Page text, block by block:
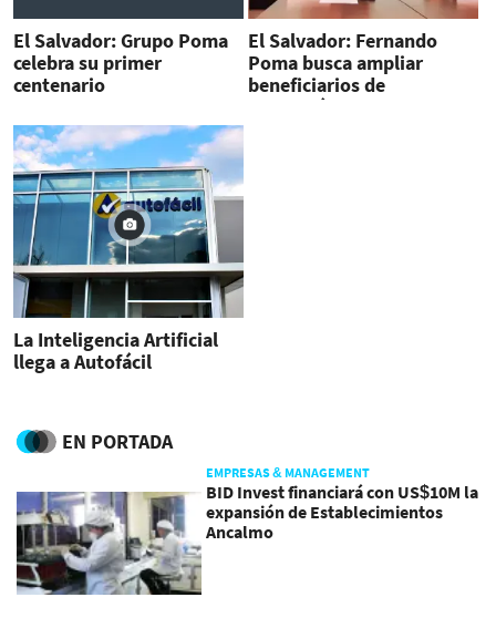
El Salvador: Grupo Poma
celebra su primer
centenario
El Salvador: Fernando
Poma busca ampliar
beneficiarios de
Fundación Renacer
La Inteligencia Artificial
llega a Autofácil
EN PORTADA
EMPRESAS & MANAGEMENT
BID Invest financiará con US$10M la
expansión de Establecimientos
Ancalmo